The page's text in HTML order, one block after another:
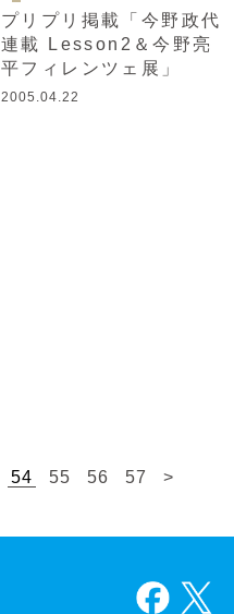
プリプリ掲載「今野政代
連載 Lesson2＆今野亮
平フィレンツェ展」
2005.04.22
54 55 56 57 >